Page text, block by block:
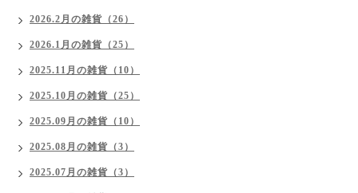
2026.2月の雑貨（26）
2026.1月の雑貨（25）
2025.11月の雑貨（10）
2025.10月の雑貨（25）
2025.09月の雑貨（10）
2025.08月の雑貨（3）
2025.07月の雑貨（3）